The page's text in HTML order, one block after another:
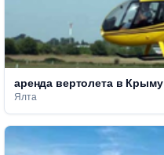
аренда вертолета в Крыму
Ялта